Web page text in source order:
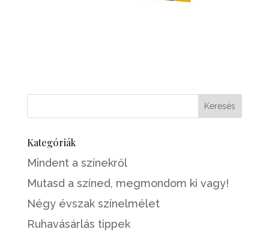
Kategóriák
Mindent a színekről
Mutasd a színed, megmondom ki vagy!
Négy évszak színelmélet
Ruhavásárlás tippek